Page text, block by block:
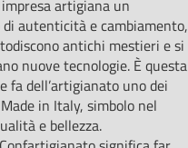
artigiana un
autenticità e cambiamento,
antichi mestieri e si
nuove tecnologie. È questa
fa dell’artigianato uno dei
in Italy, simbolo nel
e bellezza.